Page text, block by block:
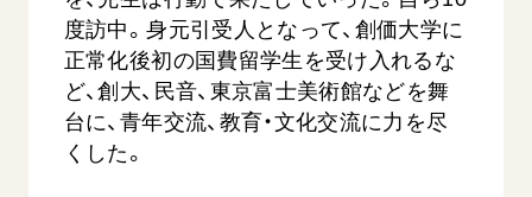
度訪中。身元引受人となって、創価大学に
正常化後初の国費留学生を受け入れるな
ど、創大、民音、東京富士美術館などを舞
台に、青年交流、教育・文化交流に力を尽
くした。